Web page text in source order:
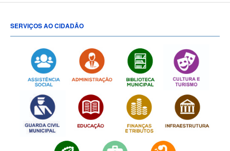
SERVIÇOS AO CIDADÃO